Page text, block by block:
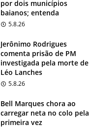
por dois municípios
baianos; entenda
5.8.26
Jerônimo Rodrigues
comenta prisão de PM
investigada pela morte de
Léo Lanches
5.8.26
Bell Marques chora ao
carregar neta no colo pela
primeira vez